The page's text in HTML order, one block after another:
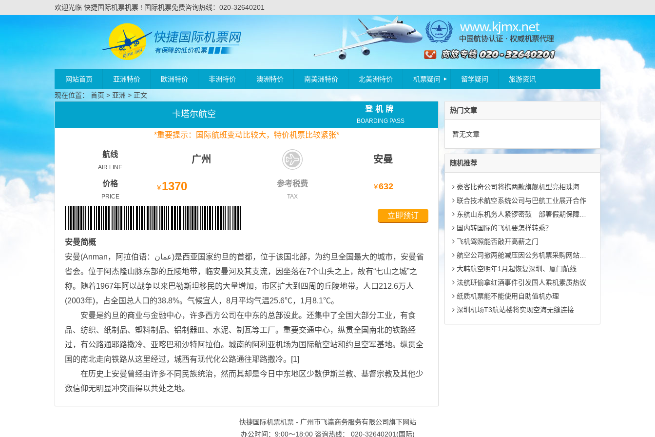
欢迎光临 快捷国际机票机票 ! 国际机票免费咨询热线：020-32640201
网站首页 亚洲特价 欧洲特价 非洲特价 澳洲特价 南美洲特价 北美洲特价 机票疑问 留学疑问 旅游资讯
现在位置： 首页 > 亚洲 > 正文
卡塔尔航空
登机牌
BOARDING PASS
*重要提示：国际航班变动比较大，特价机票比较紧张*
航线
AIR LINE
广州 安曼
价格
PRICE
￥ 1370 参考税费
TAX
￥632
立即预订
安曼简概
安曼(Anman，阿拉伯语：عمان‎)是西亚国家约旦的首都，位于该国北部，为约旦全国最大的城市，安曼省
省会。位于阿杰隆山脉东部的丘陵地带，临安曼河及其支流，因坐落在7个山头之上，故有“七山之城”之
称。随着1967年阿以战争以来巴勒斯坦移民的大量增加，市区扩大到四周的丘陵地带。人口212.6万人
(2003年)，占全国总人口的38.8%。气候宜人，8月平均气温25.6℃，1月8.1℃。
安曼是约旦的商业与金融中心，许多西方公司在中东的总部设此。还集中了全国大部分工业，有食
品、纺织、纸制品、塑料制品、铝制器皿、水泥、制瓦等工厂。重要交通中心，纵贯全国南北的铁路经
过，有公路通耶路撒冷、亚喀巴和沙特阿拉伯。城南的阿利亚机场为国际航空站和约旦空军基地。纵贯全
国的南北走向铁路从这里经过，城西有现代化公路通往耶路撒冷。[1]
在历史上安曼曾经由许多不同民族统治，然而其却是今日中东地区少数伊斯兰教、基督宗教及其他少
数信仰无明显冲突而得以共处之地。
热门文章
暂无文章
随机推荐
豪客比奇公司将携两款旗舰机型亮相珠海航展
联合技术航空系统公司与巴航工业展开合作
东航山东机务人紧锣密鼓 部署假期保障工作
国内转国际的飞机要怎样转乘？
飞机驾照能否敲开高薪之门
航空公司撤两舱减压因公务机票采购网站开通
大韩航空明年1月起恢复深圳、厦门航线
法航班偷拿红酒事件引发国人乘机素质热议
纸质机票能不能使用自助值机办理
深圳机场T3航站楼将实现空海无缝连接
快捷国际机票机票 - 广州市飞瀛商务服务有限公司旗下网站
办公时间：9:00～18:00 咨询热线： 020-32640201(国际)